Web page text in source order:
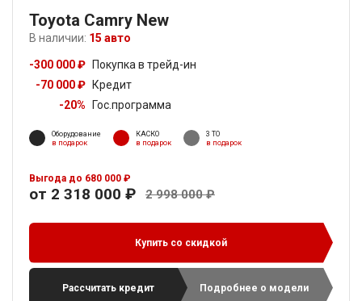
Toyota Camry New
В наличии: 15 авто
-300 000 ₽ Покупка в трейд-ин
-70 000 ₽ Кредит
-20% Гос.программа
Оборудование
в подарок
КАСКО
в подарок
3 ТО
в подарок
Выгода до 680 000 ₽
от 2 318 000 ₽ 2 998 000 ₽
Купить со скидкой
Рассчитать кредит Подробнее о модели